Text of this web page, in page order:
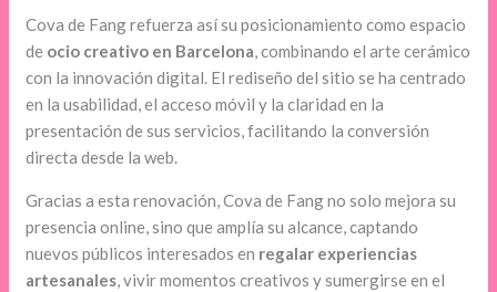
Cova de Fang refuerza así su posicionamiento como espacio
de ocio creativo en Barcelona, combinando el arte cerámico
con la innovación digital. El rediseño del sitio se ha centrado
en la usabilidad, el acceso móvil y la claridad en la
presentación de sus servicios, facilitando la conversión
directa desde la web.
Gracias a esta renovación, Cova de Fang no solo mejora su
presencia online, sino que amplía su alcance, captando
nuevos públicos interesados en regalar experiencias
artesanales, vivir momentos creativos y sumergirse en el